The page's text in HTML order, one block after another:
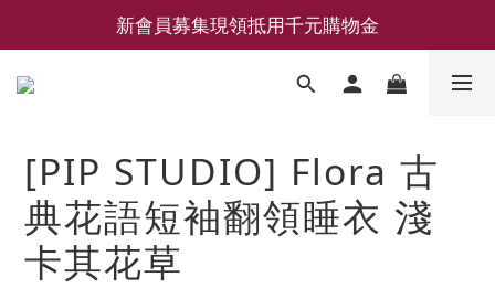
新會員募集現領抵用千元購物金
新會員募集現領抵用千元購物金
LEMAIRE 經典可頌包 NEW ARRIVAL
新會員募集現領抵用千元購物金
[PIP STUDIO] Flora 古
典花語短袖翻領睡衣 淺
卡其花草